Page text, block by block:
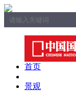
首页
景观